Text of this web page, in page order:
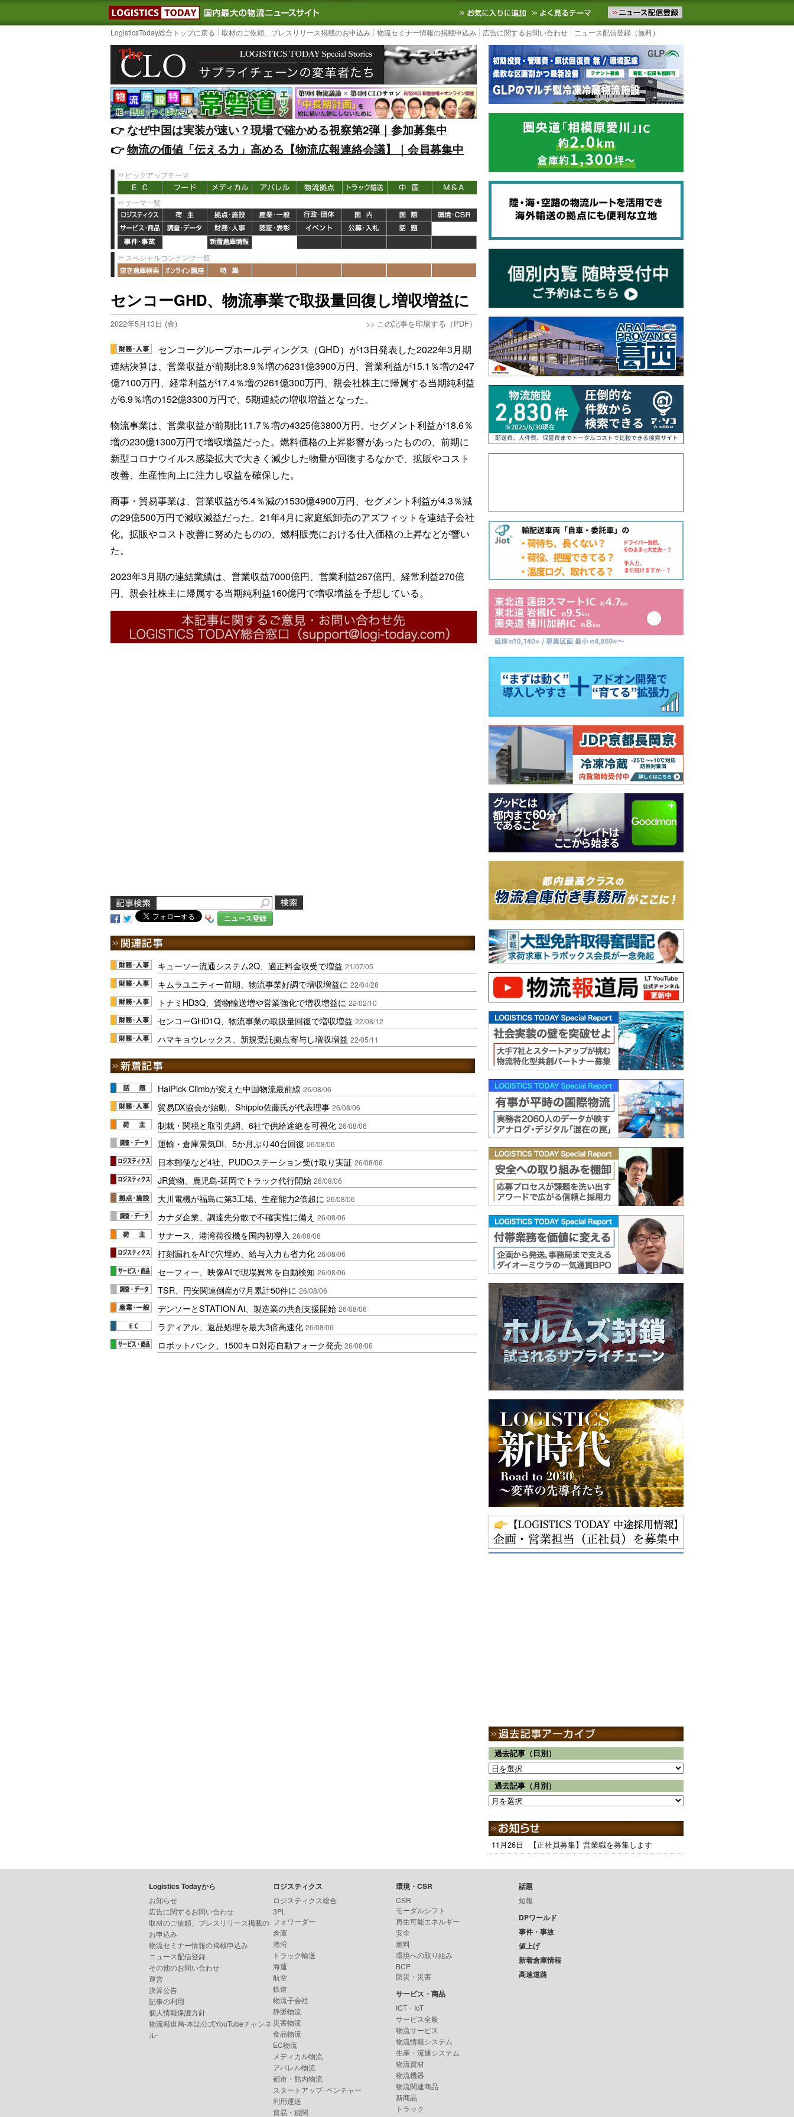
LOGISTICS TODAY｜国内最大の物流ニュースサイト3PL, SCMなど国内外の最新の物流ニュースをお届けします。物流ニュースメール配信を登録す
お気に入りに追加 よく見るテーマ
LogisticsToday総合トップに戻る 取材のご依頼、プレスリリース掲載のお申込み 物流セミナー情報の掲載申込み 広告に関するお問い合わせ ニュース配信登録（無料）
👉️なぜ中国は実装が速い？現場で確かめる視察第2弾｜参加募集中
👉️物流の価値「伝える力」高める【物流広報連絡会議】｜会員募集中
ピックアップテーマ
テーマ一覧
スペシャルコンテンツ一覧
センコーGHD、物流事業で取扱量回復し増収増益に
2022年5月13日 (金) >> この記事を印刷する（PDF）
センコーグループホールディングス（GHD）が13日発表した2022年3月期
連結決算は、営業収益が前期比8.9％増の6231億3900万円、営業利益が15.1％増の247
億7100万円、経常利益が17.4％増の261億300万円、親会社株主に帰属する当期純利益
が6.9％増の152億3300万円で、5期連続の増収増益となった。
物流事業は、営業収益が前期比11.7％増の4325億3800万円、セグメント利益が18.6％
増の230億1300万円で増収増益だった。燃料価格の上昇影響があったものの、前期に
新型コロナウイルス感染拡大で大きく減少した物量が回復するなかで、拡販やコスト
改善、生産性向上に注力し収益を確保した。
商事・貿易事業は、営業収益が5.4％減の1530億4900万円、セグメント利益が4.3％減
の29億500万円で減収減益だった。21年4月に家庭紙卸売のアズフィットを連結子会社
化。拡販やコスト改善に努めたものの、燃料販売における仕入価格の上昇などが響い
た。
2023年3月期の連結業績は、営業収益7000億円、営業利益267億円、経常利益270億
円、親会社株主に帰属する当期純利益160億円で増収増益を予想している。
ニュース登録
キューソー流通システム2Q、適正料金収受で増益 21/07/05
キムラユニティー前期、物流事業好調で増収増益に 22/04/28
トナミHD3Q、貨物輸送増や営業強化で増収増益に 22/02/10
センコーGHD1Q、物流事業の取扱量回復で増収増益 22/08/12
ハマキョウレックス、新規受託拠点寄与し増収増益 22/05/11
HaiPick Climbが変えた中国物流最前線 26/08/06
貿易DX協会が始動、Shippio佐藤氏が代表理事 26/08/06
制裁・関税と取引先網、6社で供給途絶を可視化 26/08/06
運輸・倉庫景気DI、5か月ぶり40台回復 26/08/06
日本郵便など4社、PUDOステーション受け取り実証 26/08/06
JR貨物、鹿児島-延岡でトラック代行開始 26/08/06
大川電機が福島に第3工場、生産能力2倍超に 26/08/06
カナダ企業、調達先分散で不確実性に備え 26/08/06
サナース、港湾荷役機を国内初導入 26/08/06
打刻漏れをAIで穴埋め、給与入力も省力化 26/08/06
セーフィー、映像AIで現場異常を自動検知 26/08/06
TSR、円安関連倒産が7月累計50件に 26/08/06
デンソーとSTATION Ai、製造業の共創支援開始 26/08/06
ラディアル、返品処理を最大3倍高速化 26/08/06
ロボットバンク、1500キロ対応自動フォーク発売 26/08/06
過去記事（日別）
過去記事（月別）
11月26日 【正社員募集】営業職を募集します
Logistics Todayから
お知らせ
広告に関するお問い合わせ
取材のご依頼、プレスリリース掲載の
お申込み
物流セミナー情報の掲載申込み
ニュース配信登録
その他のお問い合わせ
運営
決算公告
記事の利用
個人情報保護方針
物流報道局-本誌公式YouTubeチャンネ
ル-
ロジスティクス
ロジスティクス総合
3PL
フォワーダー
倉庫
港湾
トラック輸送
海運
航空
鉄道
物流子会社
静脈物流
災害物流
食品物流
EC物流
メディカル物流
アパレル物流
都市・館内物流
スタートアップ･ベンチャー
利用運送
貿易・税関
環境・CSR
CSR
モーダルシフト
再生可能エネルギー
安全
燃料
環境への取り組み
BCP
防災・災害
サービス・商品
ICT・IoT
サービス全般
物流サービス
物流情報システム
生産・流通システム
物流資材
物流機器
物流関連商品
新商品
トラック
話題
短報
DPワールド
事件・事故
値上げ
新着倉庫情報
高速道路